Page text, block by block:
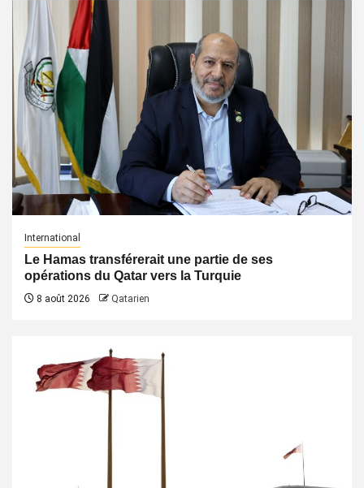
International
Le Hamas transférerait une partie de ses
opérations du Qatar vers la Turquie
8 août 2026 Qatarien